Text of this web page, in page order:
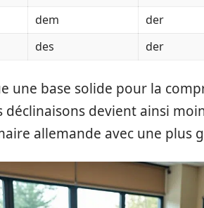
dem der
des der
une base solide pour la
déclinaisons devient ainsi
allemande avec une plus